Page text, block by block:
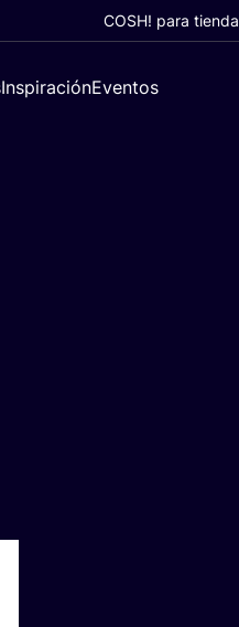
COSH! para
InspiraciónEventos